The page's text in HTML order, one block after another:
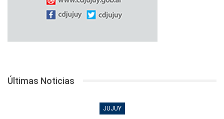
Últimas Noticias
JUJUY